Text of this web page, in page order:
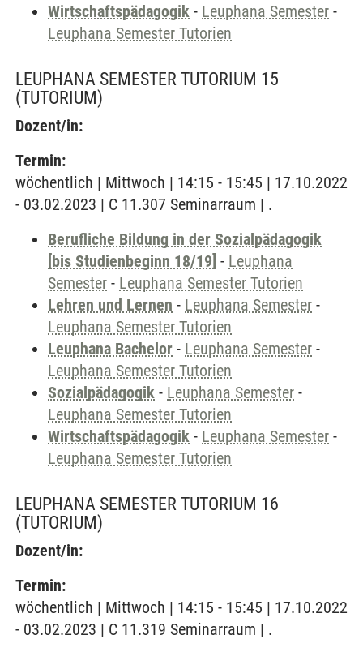
Wirtschaftspädagogik - Leuphana Semester -
Leuphana Semester Tutorien
LEUPHANA SEMESTER TUTORIUM 15
(TUTORIUM)
Dozent/in:
Termin:
wöchentlich | Mittwoch | 14:15 - 15:45 | 17.10.2022
- 03.02.2023 | C 11.307 Seminarraum | .
Berufliche Bildung in der Sozialpädagogik
[bis Studienbeginn 18/19] - Leuphana
Semester - Leuphana Semester Tutorien
Lehren und Lernen - Leuphana Semester -
Leuphana Semester Tutorien
Leuphana Bachelor - Leuphana Semester -
Leuphana Semester Tutorien
Sozialpädagogik - Leuphana Semester -
Leuphana Semester Tutorien
Wirtschaftspädagogik - Leuphana Semester -
Leuphana Semester Tutorien
LEUPHANA SEMESTER TUTORIUM 16
(TUTORIUM)
Dozent/in:
Termin:
wöchentlich | Mittwoch | 14:15 - 15:45 | 17.10.2022
- 03.02.2023 | C 11.319 Seminarraum | .